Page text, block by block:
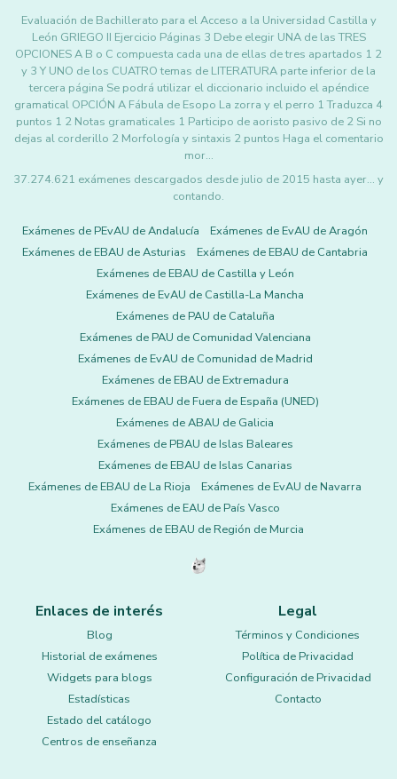
Evaluación de Bachillerato para el Acceso a la Universidad Castilla y
León GRIEGO II Ejercicio Páginas 3 Debe elegir UNA de las TRES
OPCIONES A B o C compuesta cada una de ellas de tres apartados 1 2
y 3 Y UNO de los CUATRO temas de LITERATURA parte inferior de la
tercera página Se podrá utilizar el diccionario incluido el apéndice
gramatical OPCIÓN A Fábula de Esopo La zorra y el perro 1 Traduzca 4
puntos 1 2 Notas gramaticales 1 Participo de aoristo pasivo de 2 Si no
dejas al corderillo 2 Morfología y sintaxis 2 puntos Haga el comentario
mor…
37.274.621 exámenes descargados desde julio de 2015 hasta ayer... y
contando.
Exámenes de PEvAU de Andalucía
Exámenes de EvAU de Aragón
Exámenes de EBAU de Asturias
Exámenes de EBAU de Cantabria
Exámenes de EBAU de Castilla y León
Exámenes de EvAU de Castilla-La Mancha
Exámenes de PAU de Cataluña
Exámenes de PAU de Comunidad Valenciana
Exámenes de EvAU de Comunidad de Madrid
Exámenes de EBAU de Extremadura
Exámenes de EBAU de Fuera de España (UNED)
Exámenes de ABAU de Galicia
Exámenes de PBAU de Islas Baleares
Exámenes de EBAU de Islas Canarias
Exámenes de EBAU de La Rioja
Exámenes de EvAU de Navarra
Exámenes de EAU de País Vasco
Exámenes de EBAU de Región de Murcia
Enlaces de interés
Blog
Historial de exámenes
Widgets para blogs
Estadísticas
Estado del catálogo
Centros de enseñanza
Legal
Términos y Condiciones
Política de Privacidad
Configuración de Privacidad
Contacto